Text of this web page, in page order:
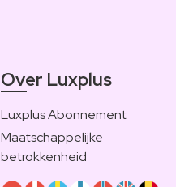
Over Luxplus
Luxplus Abonnement
Maatschappelijke
betrokkenheid